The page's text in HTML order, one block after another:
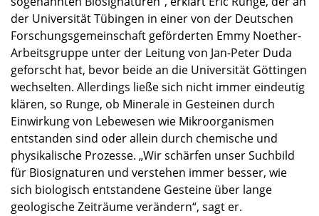
der Universität Tübingen in einer von der Deutschen
Forschungsgemeinschaft geförderten Emmy Noether-
Arbeitsgruppe unter der Leitung von Jan-Peter Duda
geforscht hat, bevor beide an die Universität Göttingen
wechselten. Allerdings ließe sich nicht immer eindeutig
klären, so Runge, ob Minerale in Gesteinen durch
Einwirkung von Lebewesen wie Mikroorganismen
entstanden sind oder allein durch chemische und
physikalische Prozesse. „Wir schärfen unser Suchbild
für Biosignaturen und verstehen immer besser, wie
sich biologisch entstandene Gesteine über lange
geologische Zeiträume verändern“, sagt er.